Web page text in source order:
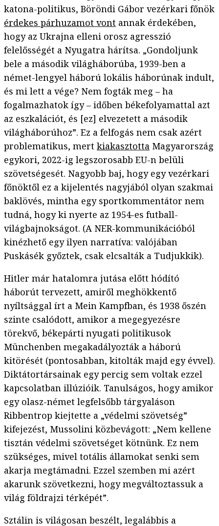
katona-politikus, Böröndi Gábor vezérkari főnök
érdekes párhuzamot vont annak érdekében,
hogy az Ukrajna elleni orosz agresszió
felelősségét a Nyugatra hárítsa. „Gondoljunk
bele a második világháborúba, 1939-ben a
német-lengyel háború lokális háborúnak indult,
és mi lett a vége? Nem fogták meg – ha
fogalmazhatok így – időben békefolyamattal azt
az eszkalációt, és [ez] elvezetett a második
világháborúhoz”. Ez a felfogás nem csak azért
problematikus, mert kiakasztotta Magyarország
egykori, 2022-ig legszorosabb EU-n belüli
szövetségesét. Nagyobb baj, hogy egy vezérkari
főnöktől ez a kijelentés nagyjából olyan szakmai
baklövés, mintha egy sportkommentátor nem
tudná, hogy ki nyerte az 1954-es futball-
világbajnokságot. (A NER-kommunikációból
kinézhető egy ilyen narratíva: valójában
Puskásék győztek, csak elcsalták a Tudjukkik).
Hitler már hatalomra jutása előtt hódító
háborút tervezett, amiről meghökkentő
nyíltsággal írt a Mein Kampfban, és 1938 őszén
szinte csalódott, amikor a megegyezésre
törekvő, békepárti nyugati politikusok
Münchenben megakadályozták a háború
kitörését (pontosabban, kitolták majd egy évvel).
Diktátortársainak egy percig sem voltak ezzel
kapcsolatban illúzióik. Tanulságos, hogy amikor
egy olasz-német legfelsőbb tárgyaláson
Ribbentrop kiejtette a „védelmi szövetség”
kifejezést, Mussolini közbevágott: „Nem kellene
tisztán védelmi szövetséget kötnünk. Ez nem
szükséges, mivel totális államokat senki sem
akarja megtámadni. Ezzel szemben mi azért
akarunk szövetkezni, hogy megváltoztassuk a
világ földrajzi térképét”.
Sztálin is világosan beszélt, legalábbis a